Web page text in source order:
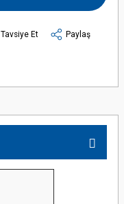
Tavsiye Et
Paylaş